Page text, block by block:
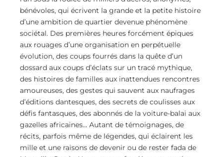
bénévoles, qui écrivent la grande et la petite histoire
d’une ambition de quartier devenue phénomène
sociétal. Des premières heures forcément épiques
aux rouages d’une organisation en perpétuelle
évolution, des coups fourrés dans la quête d’un
dossard aux coups d’éclats sur un tracé mythique,
des histoires de familles aux inattendues rencontres
amoureuses, des gestes qui sauvent aux naufrages
d’éditions dantesques, des secrets de coulisses aux
défis fantasques, des abonnés de la voiture-balai aux
gazelles africaines… Autant de témoignages, de
récits, parfois même de légendes, qui éclairent les
mille et une raisons de devenir ou de rester fada de